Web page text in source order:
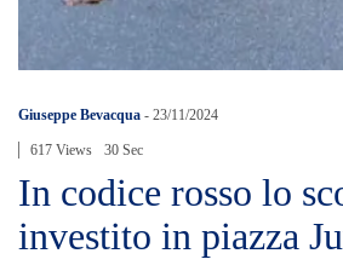
Giuseppe Bevacqua - 23/11/2024
617 Views 30 Sec
In codice rosso lo
investito in piazza